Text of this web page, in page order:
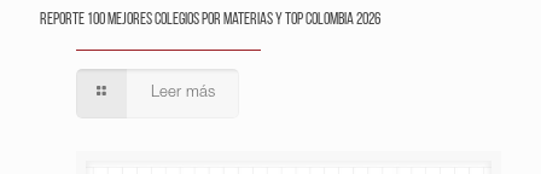
Reporte 100 Mejores Colegios por Materias y Top Colombia 2026
Leer más